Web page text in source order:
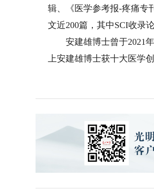
辑、《医学参考报-疼痛专
文近200篇，其中SCI收录
安建雄博士曾于2021年
上安建雄博士获十大医学